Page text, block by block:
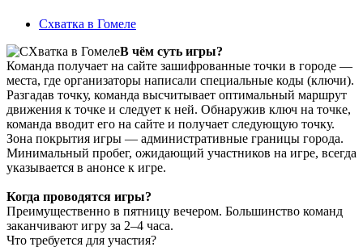
Схватка в Гомеле
В чём суть игры?
Команда получает на сайте зашифрованные точки в городе —
места, где организаторы написали специальные коды (ключи).
Разгадав точку, команда высчитывает оптимальный маршрут
движения к точке и следует к ней. Обнаружив ключ на точке,
команда вводит его на сайте и получает следующую точку.
Зона покрытия игры — административные границы города.
Минимальный пробег, ожидающий участников на игре, всегда
указывается в анонсе к игре.
Когда проводятся игры?
Преимущественно в пятницу вечером. Большинство команд
заканчивают игру за 2–4 часа.
Что требуется для участия?